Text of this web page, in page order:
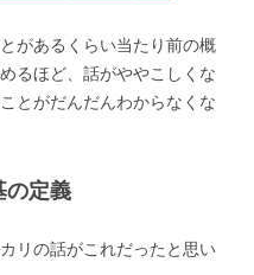
があるくらい当たり前の概
るほど、話がややこしくな
とがだんだんわからなくな
の定義
リの話がこれだったと思い